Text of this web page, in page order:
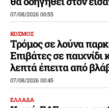
07/08/2026 00:55
ΚΟΣΜΟΣ
Τρόμος σε λούνα
Επιβάτες σε
λεπτά έπειτα από
07/08/2026 00:45
ΕΛΛΑΔΑ